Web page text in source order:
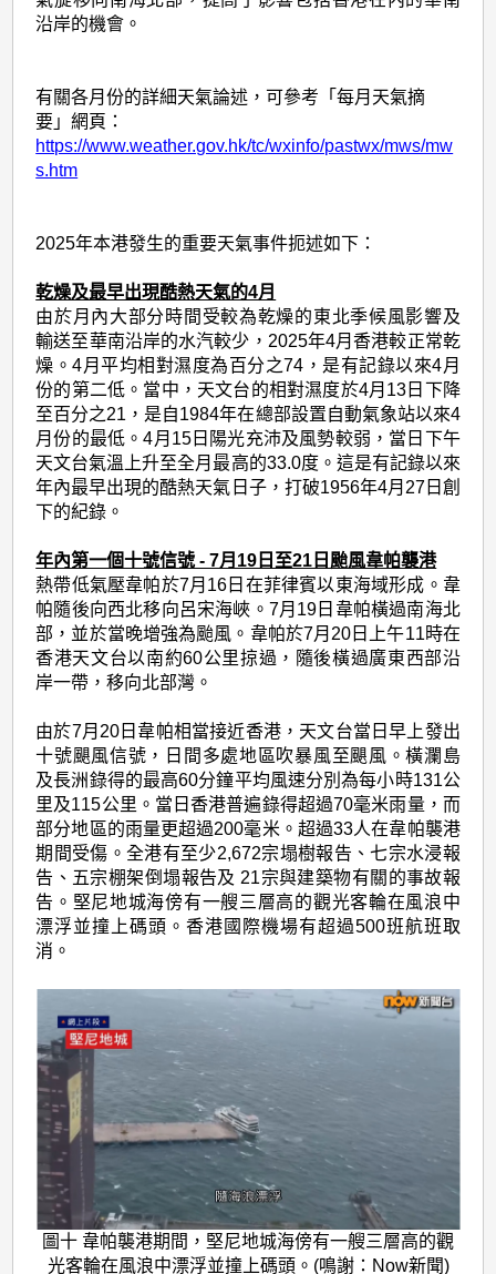
沿岸的機會。
有關各月份的詳細天氣論述，可參考「每月天氣摘
要」網頁：
https://www.weather.gov.hk/tc/wxinfo/pastwx/mws/mw
s.htm
2025年本港發生的重要天氣事件扼述如下：
乾燥及最早出現酷熱天氣的4月
由於月內大部分時間受較為乾燥的東北季候風影響及
輸送至華南沿岸的水汽較少，2025年4月香港較正常乾
燥。4月平均相對濕度為百分之74，是有記錄以來4月
份的第二低。當中，天文台的相對濕度於4月13日下降
至百分之21，是自1984年在總部設置自動氣象站以來4
月份的最低。4月15日陽光充沛及風勢較弱，當日下午
天文台氣溫上升至全月最高的33.0度。這是有記錄以來
年內最早出現的酷熱天氣日子，打破1956年4月27日創
下的紀錄。
年內第一個十號信號 - 7月19日至21日颱風韋帕襲港
熱帶低氣壓韋帕於7月16日在菲律賓以東海域形成。韋
帕隨後向西北移向呂宋海峽。7月19日韋帕橫過南海北
部，並於當晚增強為颱風。韋帕於7月20日上午11時在
香港天文台以南約60公里掠過，隨後橫過廣東西部沿
岸一帶，移向北部灣。
由於7月20日韋帕相當接近香港，天文台當日早上發出
十號颶風信號，日間多處地區吹暴風至颶風。橫瀾島
及長洲錄得的最高60分鐘平均風速分別為每小時131公
里及115公里。當日香港普遍錄得超過70毫米雨量，而
部分地區的雨量更超過200毫米。超過33人在韋帕襲港
期間受傷。全港有至少2,672宗塌樹報告、七宗水浸報
告、五宗棚架倒塌報告及 21宗與建築物有關的事故報
告。堅尼地城海傍有一艘三層高的觀光客輪在風浪中
漂浮並撞上碼頭。香港國際機場有超過500班航班取
消。
圖十 韋帕襲港期間，堅尼地城海傍有一艘三層高的觀
光客輪在風浪中漂浮並撞上碼頭。(鳴謝：Now新聞)